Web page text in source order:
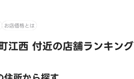
お店価格とは
江西 付近の店舗ランキング